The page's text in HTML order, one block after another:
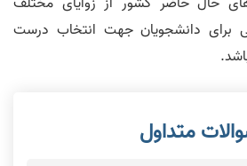
برای دانشجویان جهت انتخاب درست